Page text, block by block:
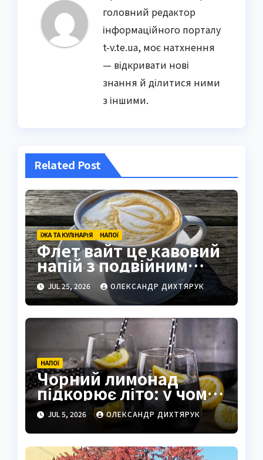
головний редактор
інформаційного порталу
t-v.te.ua, моє натхнення
— відкривати нові
знання й ділитися ними
з іншими.
Related Post
ЇЖА ТА КУЛІНАРІЯ НАПОЇ
Флет вайт це кавовий
напій з подвійним
еспресо
JUL 25, 2026 ОЛЕКСАНДР ДИХТЯРУК
НАПОЇ
Чорний лимонад
підкорює літо: у чому
його секрет і чи варто
його пити
JUL 5, 2026 ОЛЕКСАНДР ДИХТЯРУК